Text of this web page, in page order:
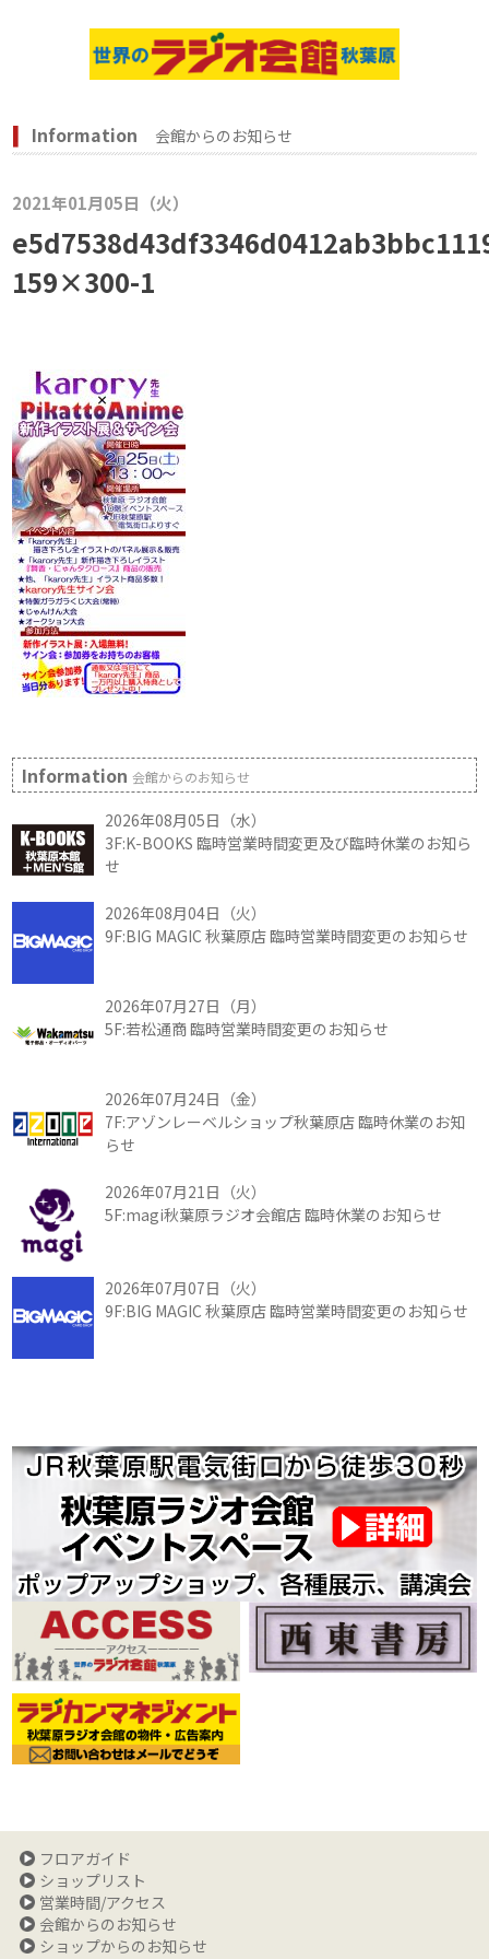
Information 会館からのお知らせ
2021年01月05日（火）
159×300-1
Information会館からのお知らせ
2026年08月05日（水）
3F:K-BOOKS 臨時営業時間変更及び臨時休業のお知ら
せ
2026年08月04日（火）
9F:BIG MAGIC 秋葉原店 臨時営業時間変更のお知らせ
2026年07月27日（月）
5F:若松通商 臨時営業時間変更のお知らせ
2026年07月24日（金）
7F:アゾンレーベルショップ秋葉原店 臨時休業のお知
らせ
2026年07月21日（火）
5F:magi秋葉原ラジオ会館店 臨時休業のお知らせ
2026年07月07日（火）
9F:BIG MAGIC 秋葉原店 臨時営業時間変更のお知らせ
フロアガイド
ショップリスト
営業時間/アクセス
会館からのお知らせ
ショップからのお知らせ